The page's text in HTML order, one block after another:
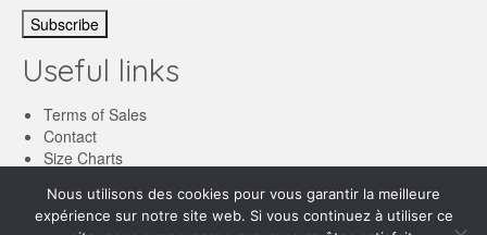
Useful links
Terms of Sales
Contact
Size Charts
Nous utilisons des cookies pour vous garantir la meilleure
expérience sur notre site web. Si vous continuez à utiliser ce